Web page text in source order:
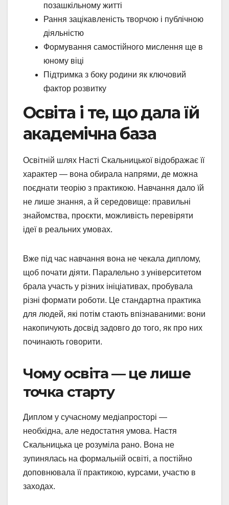
позашкільному житті
Рання зацікавленість творчою і публічною
діяльністю
Формування самостійного мислення ще в
юному віці
Підтримка з боку родини як ключовий
фактор розвитку
Освіта і те, що дала їй
академічна база
Освітній шлях Насті Скальницької відображає її
характер — вона обирала напрями, де можна
поєднати теорію з практикою. Навчання дало їй
не лише знання, а й середовище: правильні
знайомства, проєкти, можливість перевіряти
ідеї в реальних умовах.
Вже під час навчання вона не чекала диплому,
щоб почати діяти. Паралельно з університетом
брала участь у різних ініціативах, пробувала
різні формати роботи. Це стандартна практика
для людей, які потім стають впізнаваними: вони
накопичують досвід задовго до того, як про них
починають говорити.
Чому освіта — це лише
точка старту
Диплом у сучасному медіапросторі —
необхідна, але недостатня умова. Настя
Скальницька це розуміла рано. Вона не
зупинялась на формальній освіті, а постійно
доповнювала її практикою, курсами, участю в
заходах.